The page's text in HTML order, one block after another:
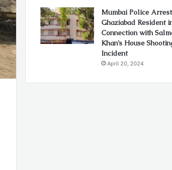
Mumbai Police Arrest
Ghaziabad Resident
Connection with
Khan’s House
Incident
April 20, 2024